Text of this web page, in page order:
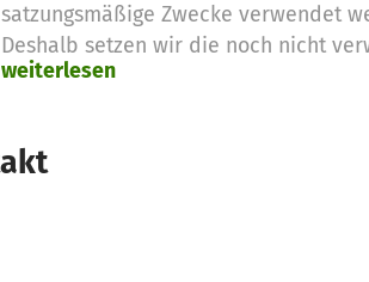
satzungsmäßige Zwecke verwendet
Deshalb setzen wir die noch nicht
Spendengelder für diese Zwecke ein
weiterlesen